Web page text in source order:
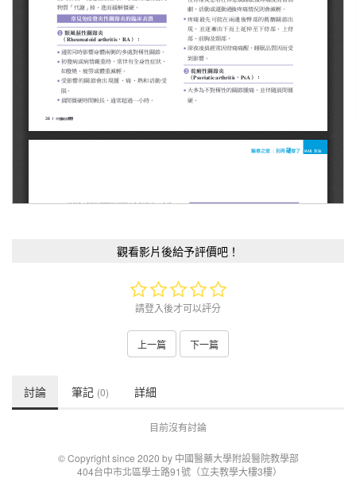
觀看影片後給予評價吧！
請登入後才可以評分
上一篇 下一篇
討論 筆記 (0) 詳細
目前沒有討論
© Copyright since 2020 by 中國醫藥大學附設醫院教學部
404台中市北區學士路91號（立夫教學大樓3樓）